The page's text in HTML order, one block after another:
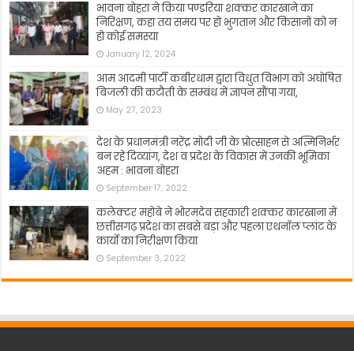
भावना बोहरा ने किया पण्डरिया शक्कर कारखाने का
निरिक्षण, कहा तय समय पर हो भुगतान और किसानों को न
हो कोई समस्या
January 12, 2024
आम आदमी पार्टी कबीरधाम द्वारा विधुत विभाग को अघोषित
बिजली की कटौती के सम्बंध में ज्ञापन सौंपा गया,
May 27, 2023
देश के प्रधानमंत्री नरेंद्र मोदी जी के प्रोत्साहन से अत्मिनिर्भर
बन रहे दिव्यांग, देश व प्रदेश के विकास में उनकी भूमिका
अहम : भावना बोहरा
September 17, 2022
कलेक्टर महोबे ने भोरमदेव सहकारी शक्कर कारखाना में
छत्तीसगढ़ प्रदेश का सबसे बड़ा और पहला एथनॉल प्लांट के
कार्यो का निरीक्षण किया
September 3, 2022